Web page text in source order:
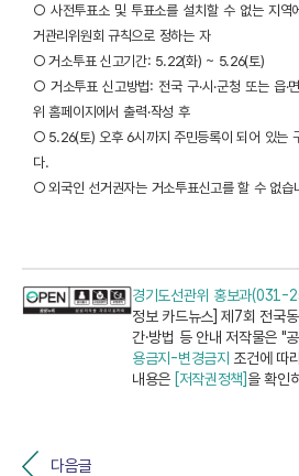
○ 사전투표소 및 투표소를 설치할 수 없는 지역
거관리위원회 규칙으로 정하는 자
○ 거소투표 신고기간: 5.22(화) ~ 5.26(토)
○ 거소투표 신고방법: 전국 구·시·군청 또는 읍·
위 홈페이지에서 출력·작성 후
○ 5.26(토) 오후 6시까지 주민등록이 되어 있는
다.
○ 외국인 선거권자는 거소투표신고를 할 수 없습
경기도선관위 홍보과
정보 카드뉴스] 제7회 전국
간·방법 등 안내 저작물은 "
용금지-변경금지 조건에 따
내용은 [저작권정책]을 확인
다음글